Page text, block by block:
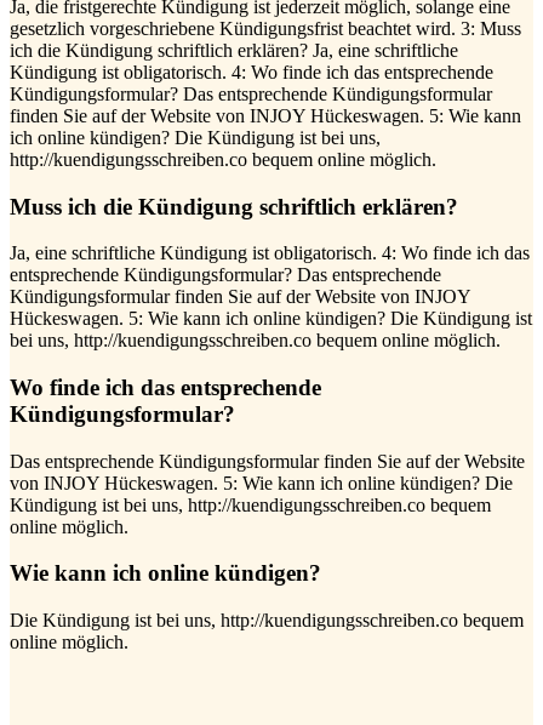
Ja, die fristgerechte Kündigung ist jederzeit möglich, solange eine
gesetzlich vorgeschriebene Kündigungsfrist beachtet wird. 3: Muss
ich die Kündigung schriftlich erklären? Ja, eine schriftliche
Kündigung ist obligatorisch. 4: Wo finde ich das entsprechende
Kündigungsformular? Das entsprechende Kündigungsformular
finden Sie auf der Website von INJOY Hückeswagen. 5: Wie kann
ich online kündigen? Die Kündigung ist bei uns,
http://kuendigungsschreiben.co bequem online möglich.
Muss ich die Kündigung schriftlich erklären?
Ja, eine schriftliche Kündigung ist obligatorisch. 4: Wo finde ich das
entsprechende Kündigungsformular? Das entsprechende
Kündigungsformular finden Sie auf der Website von INJOY
Hückeswagen. 5: Wie kann ich online kündigen? Die Kündigung ist
bei uns, http://kuendigungsschreiben.co bequem online möglich.
Wo finde ich das entsprechende
Kündigungsformular?
Das entsprechende Kündigungsformular finden Sie auf der Website
von INJOY Hückeswagen. 5: Wie kann ich online kündigen? Die
Kündigung ist bei uns, http://kuendigungsschreiben.co bequem
online möglich.
Wie kann ich online kündigen?
Die Kündigung ist bei uns, http://kuendigungsschreiben.co bequem
online möglich.